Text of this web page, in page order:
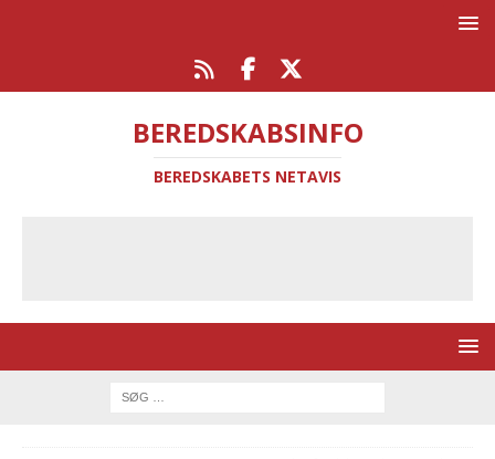
BEREDSKABSINFO
BEREDSKABETS NETAVIS